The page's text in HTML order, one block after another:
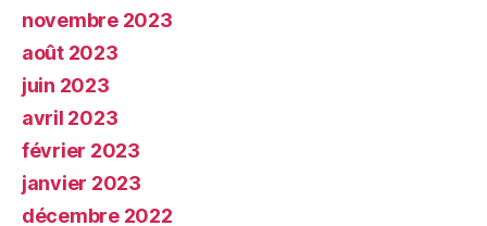
novembre 2023
août 2023
juin 2023
avril 2023
février 2023
janvier 2023
décembre 2022